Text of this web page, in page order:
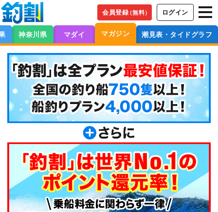
会員登録（無料） ログイン
神奈川県 マダイ マガジン 潮見表・タイドグラフ